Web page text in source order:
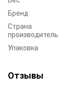
Бренд
Страна
производитель
Упаковка
Отзывы